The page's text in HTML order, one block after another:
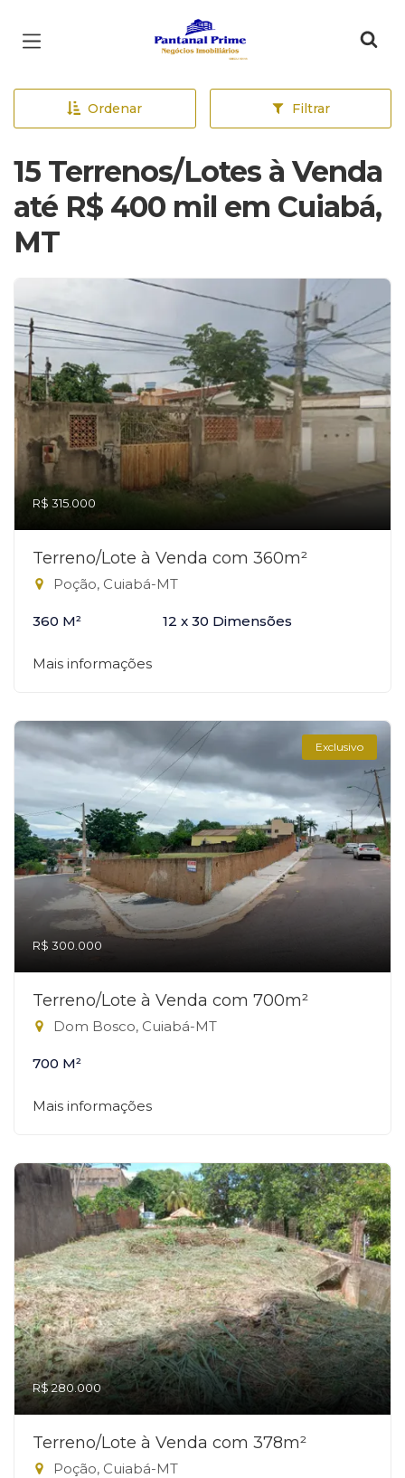
Página inicial
Ordenar Filtrar
15 Terrenos/Lotes à Venda
até R$ 400 mil em Cuiabá,
MT
R$ 315.000
Terreno/Lote à Venda com 360m²
Poção, Cuiabá-MT
360 M² 12 x 30 Dimensões
Mais informações
Exclusivo
R$ 300.000
Terreno/Lote à Venda com 700m²
Dom Bosco, Cuiabá-MT
700 M²
Mais informações
R$ 280.000
Terreno/Lote à Venda com 378m²
Poção, Cuiabá-MT